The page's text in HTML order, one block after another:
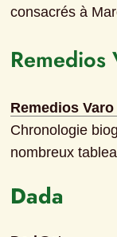
consacrés à
Remedios
Remedios
Chronologie
nombreux
Dada